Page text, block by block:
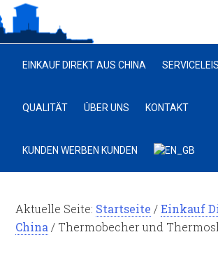
EINKAUF DIREKT AUS CHINA
QUALITÄT ÜBER UNS KONTAKT
KUNDEN WERBEN KUNDEN
Aktuelle Seite: Startseite / Einkauf
China / Thermobecher und